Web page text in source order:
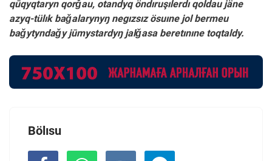
qūqyqtaryn qorǧau, otandyq öndıruşılerdı qoldau jäne
azyq-tülık baǧalarynyŋ negızsız ösuıne jol bermeu
baǧytyndaǧy jūmystardyŋ jalǧasa beretınıne toqtaldy.
Bölısu